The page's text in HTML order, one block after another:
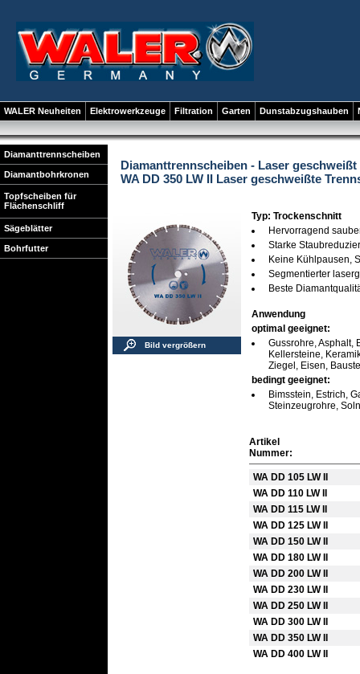
WALER Neuheiten Elektrowerkzeuge Filtration Garten Dunstabzugshauben
Diamanttrennscheiben
Diamantbohrkronen
Topfscheiben für
Flächenschliff
Sägeblätter
Bohrfutter
Diamanttrennscheiben - Laser geschweißt
WA DD 350 LW II Laser geschweißte
Bild vergrößern
Typ: Trockenschnitt
Hervorragend
Starke
Keine Kühlpausen,
Segmentierter
Beste
Anwendung
optimal geeignet:
Gussrohre, Asphalt,
Kellersteine,
Ziegel, Eisen,
bedingt geeignet:
Bimsstein, Estrich,
Steinzeugrohre,
Artikel
Nummer:
WA DD 105 LW II
WA DD 110 LW II
WA DD 115 LW II
WA DD 125 LW II
WA DD 150 LW II
WA DD 180 LW II
WA DD 200 LW II
WA DD 230 LW II
WA DD 250 LW II
WA DD 300 LW II
WA DD 350 LW II
WA DD 400 LW II